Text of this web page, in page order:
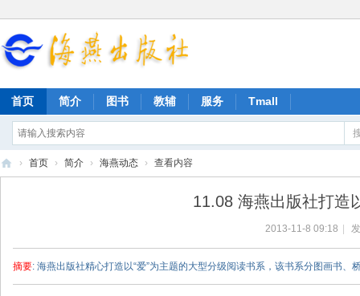
首页 简介 图书 教辅 服务 Tmall
› 首页 › 简介 › 海燕动态 › 查看内容
11.08 海燕出版社打造
2013-11-8 09:18
摘要: 海燕出版社精心打造以“爱”为主题的大型分级阅读书系，该书系分图画书